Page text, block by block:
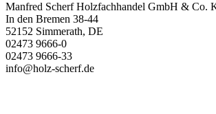
Manfred Scherf Holzfachhandel GmbH & Co.
In den Bremen 38-44
52152 Simmerath, DE
02473 9666-0
02473 9666-33
info@holz-scherf.de